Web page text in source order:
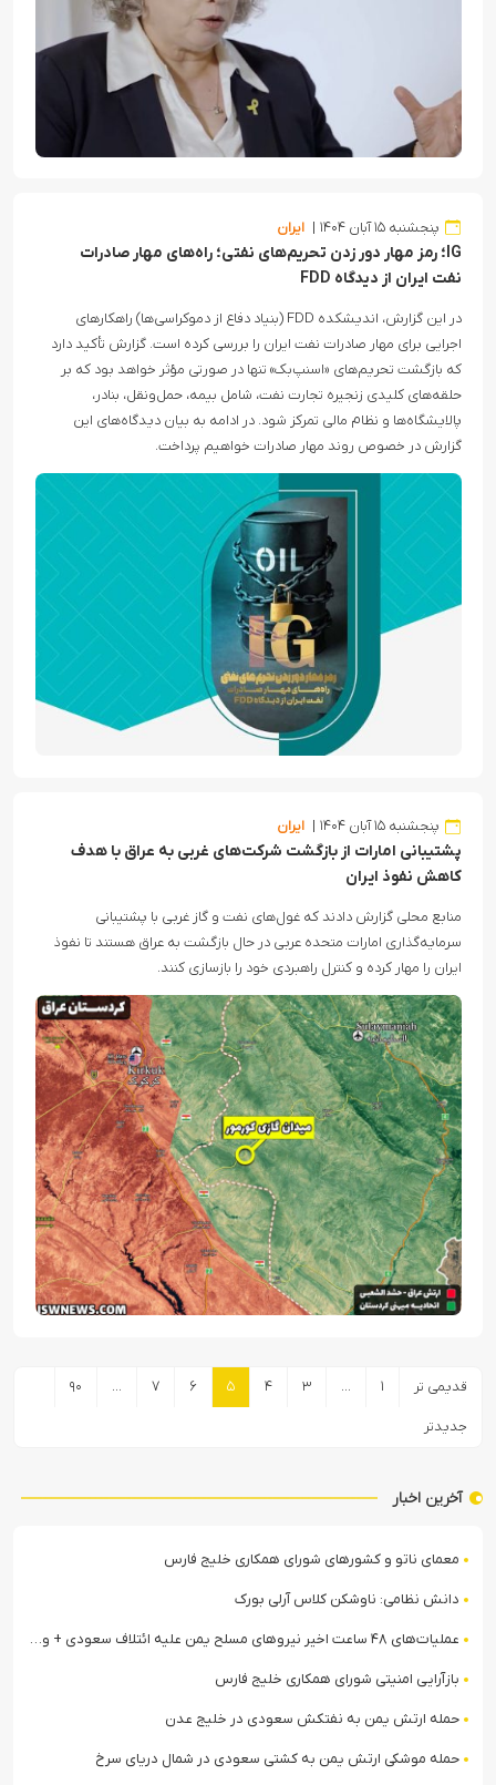
پنجشنبه ۱۵ آبان ۱۴۰۴ ایران
IG؛ رمز مهار دور زدن تحریم‌های نفتی؛ راه‌های مهار صادرات
نفت ایران از دیدگاه FDD
در این گزارش، اندیشکده FDD (بنیاد دفاع از دموکراسی‌ها) راهکارهای
اجرایی برای مهار صادرات نفت ایران را بررسی کرده است. گزارش تأکید دارد
که بازگشت تحریم‌های «اسنپ‌بک» تنها در صورتی مؤثر خواهد بود که بر
حلقه‌های کلیدی زنجیره تجارت نفت، شامل بیمه، حمل‌ونقل، بنادر،
پالایشگاه‌ها و نظام مالی تمرکز شود. در ادامه به بیان دیدگاه‌های این
گزارش در خصوص روند مهار صادرات خواهیم پرداخت.
پنجشنبه ۱۵ آبان ۱۴۰۴ ایران
پشتیبانی امارات از بازگشت شرکت‌های غربی به عراق با هدف
کاهش نفوذ ایران
منابع محلی گزارش دادند که غول‌های نفت و گاز غربی با پشتیبانی
سرمایه‌گذاری امارات متحده عربی در حال بازگشت به عراق هستند تا نفوذ
ایران را مهار کرده و کنترل راهبردی خود را بازسازی کنند.
صفحه‌بندی
قدیمی تر ۱ … ۳ ۴ ۵ ۶ ۷ … ۹۰
جدیدتر
آخرین اخبار
معمای ناتو و کشورهای شورای همکاری خلیج فارس
دانش نظامی: ناوشکن کلاس آرلی بورک
عملیات‌های ۴۸ ساعت اخیر نیروهای مسلح یمن علیه ائتلاف سعودی + ویدیو
بازآرایی امنیتی شورای همکاری خلیج فارس
حمله ارتش یمن به نفتکش سعودی در خلیج عدن
حمله موشکی ارتش یمن به کشتی سعودی در شمال دریای سرخ